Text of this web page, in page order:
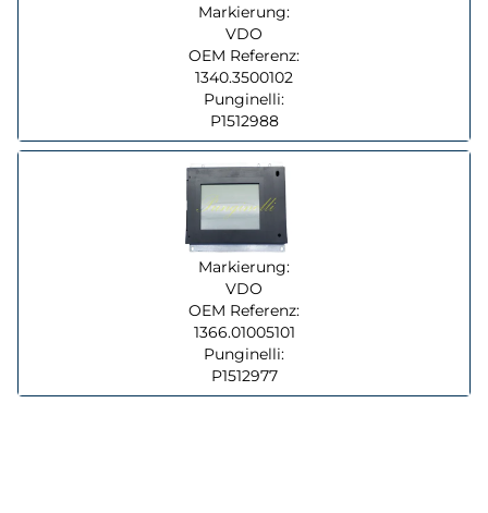
Markierung:
VDO
OEM Referenz:
1340.3500102
Punginelli:
P1512988
Markierung:
VDO
OEM Referenz:
1366.01005101
Punginelli:
P1512977